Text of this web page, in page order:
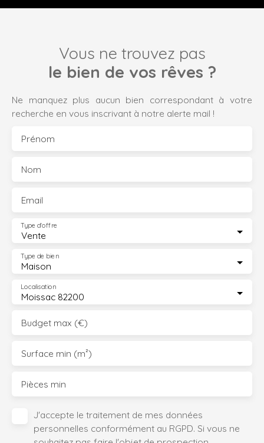
Vous ne trouvez pas
le bien de vos rêves ?
Ne manquez plus aucun bien correspondant à votre
recherche en vous inscrivant à notre alerte mail !
Prénom
Nom
Email
Vente
Type d'offre
Maison
Type de bien
Moissac 82200
Localisation
Budget max (€)
Surface min (m²)
Pièces min
J'accepte le traitement de mes données
personnelles conformément au RGPD. Si vous ne